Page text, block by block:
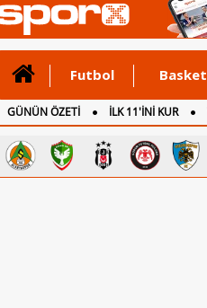
Futbol
GÜNÜN ÖZETİ İLK 11'İNİ KUR
CANLI ANLATIM
İNGİLTERE